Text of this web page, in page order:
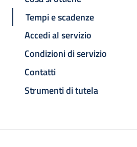
Tempi e scadenze
Accedi al servizio
Condizioni di servizio
Contatti
Strumenti di tutela